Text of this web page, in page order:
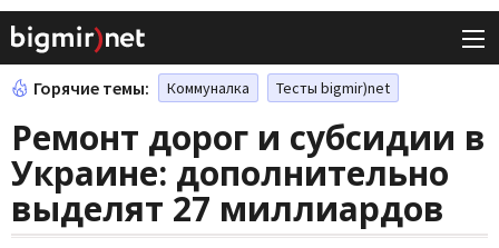
Горячие темы: Коммуналка Тесты bigmir)net
Ремонт дорог и субсидии в
Украине: дополнительно
выделят 27 миллиардов